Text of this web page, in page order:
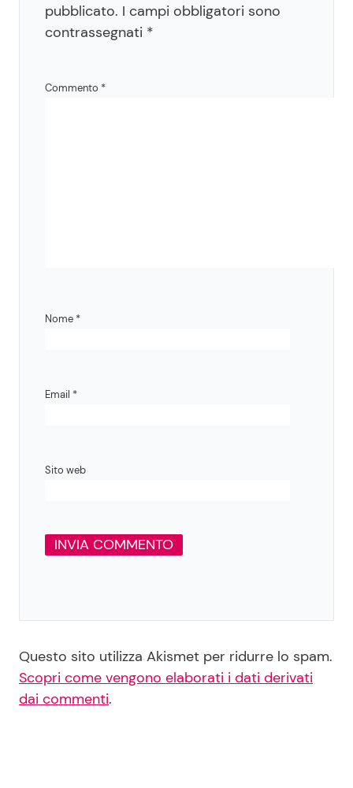
pubblicato. I campi obbligatori sono
contrassegnati *
Commento *
Nome *
Email *
Sito web
Questo sito utilizza Akismet per ridurre lo spam.
Scopri come vengono elaborati i dati derivati
dai commenti.